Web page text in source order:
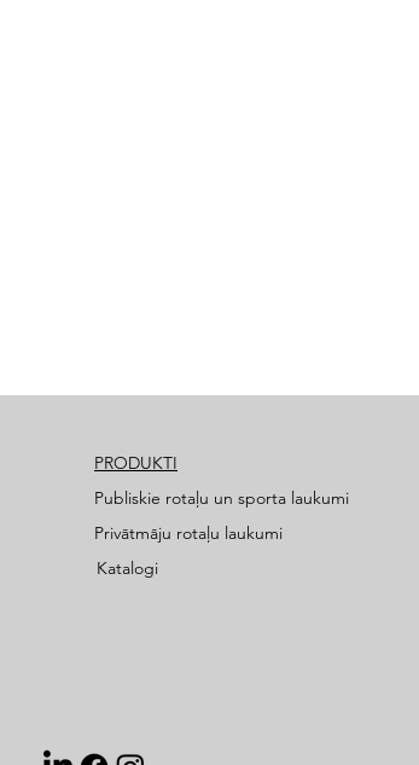
PRODUKTI
Publiskie rotaļu un sporta laukumi
Privātmāju rotaļu laukumi
Katalogi